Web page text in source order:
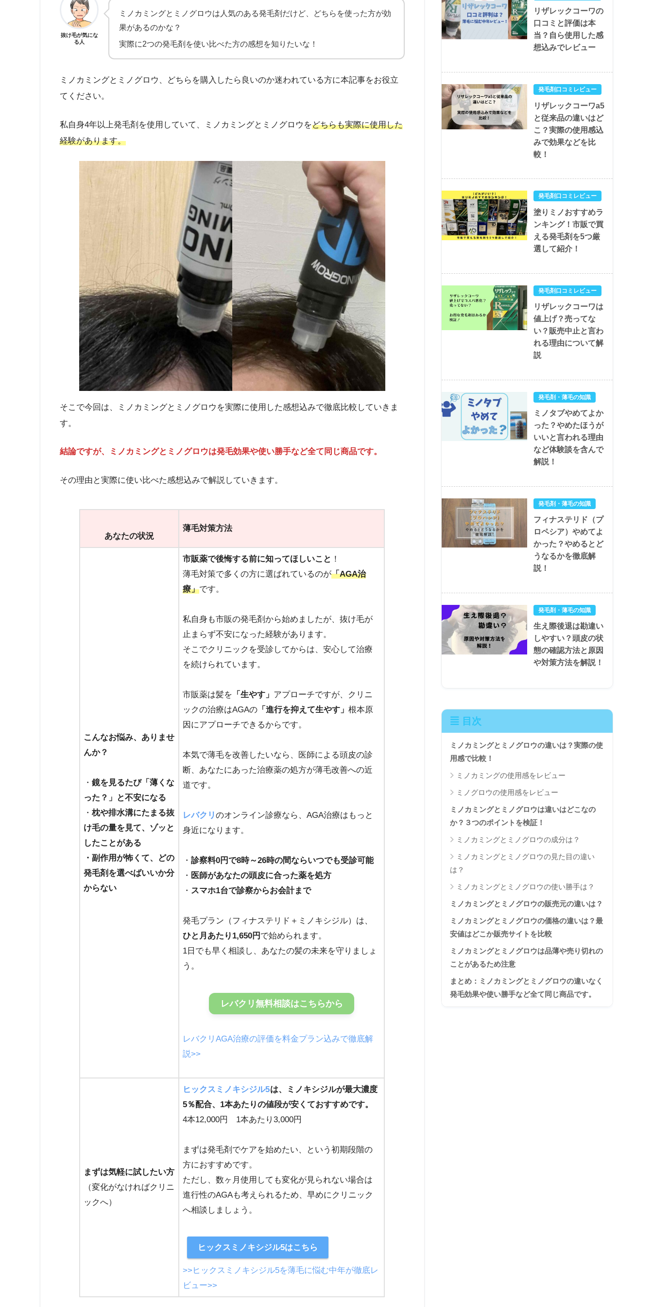
抜け毛が気にな
る人
ミノカミングとミノグロウは人気のある発毛剤だけど、どちらを使った方が効
果があるのかな？
実際に2つの発毛剤を使い比べた方の感想を知りたいな！
ミノカミングとミノグロウ、どちらを購入したら良いのか迷われている方に本記事をお役立
てください。
私自身4年以上発毛剤を使用していて、ミノカミングとミノグロウをどちらも実際に使用した
経験があります。
そこで今回は、ミノカミングとミノグロウを実際に使用した感想込みで徹底比較していきま
す。
結論ですが、 ミノカミングとミノグロウは発毛効果や使い勝手など全て同じ商品です。
その理由と実際に使い比べた感想込みで解説していきます。
あなたの状況
薄毛対策方法
こんなお悩み、ありませ
んか？
・ 鏡を見るたび「薄くな
った？」と不安になる
・ 枕や排水溝にたまる抜
け毛の量を見て、ゾッと
したことがある
・副作用が怖くて、どの
発毛剤を選べばいいか分
からない
市販薬で後悔する前に知ってほしいこと ！
薄毛対策で多くの方に選ばれているのが「AGA治
療」です。
私自身も市販の発毛剤から始めましたが、抜け毛が
止まらず不安になった経験があります。
そこでクリニックを受診してからは、安心して治療
を続けられています。
市販薬は髪を 「生やす」 アプローチですが、クリニ
ックの治療はAGAの 「進行を抑えて生やす」 根本原
因にアプローチできるからです。
本気で薄毛を改善したいなら、医師による頭皮の診
断、あなたにあった治療薬の処方が薄毛改善への近
道です。
レバクリのオンライン診療なら、AGA治療はもっと
身近になります。
・ 診察料0円で8時～26時の間ならいつでも受診可能
・ 医師があなたの頭皮に合った薬を処方
・ スマホ1台で診察からお会計まで
発毛プラン（フィナステリド＋ミノキシジル）は、
ひと月あたり1,650円 で始められます。
1日でも早く相談し、あなたの髪の未来を守りましょ
う。
レバクリ無料相談はこちらから
レバクリAGA治療の評価を料金プラン込みで徹底解
説>>
まずは気軽に試したい方
（変化がなければクリニ
ックへ）
ヒックスミノキシジル5は、ミノキシジルが最大濃度
5％配合、1本あたりの値段が安くておすすめです。
4本12,000円 1本あたり3,000円
まずは発毛剤でケアを始めたい、という初期段階の
方におすすめです。
ただし、数ヶ月使用しても変化が見られない場合は
進行性のAGAも考えられるため、早めにクリニック
へ相談しましょう。
ヒックスミノキシジル5はこちら
>>ヒックスミノキシジル5を薄毛に悩む中年が徹底レ
ビュー>>
リザレックコーワの
口コミと評価は本
当？自ら使用した感
想込みでレビュー
リザレックコーワa5
と従来品の違いはど
こ？実際の使用感込
みで効果などを比
較！
発毛剤口コミレビュー
塗りミノおすすめラ
ンキング！市販で買
える発毛剤を5つ厳
選して紹介！
発毛剤口コミレビュー
リザレックコーワは
値上げ？売ってな
い？販売中止と言わ
れる理由について解
説
発毛剤口コミレビュー
ミノタブやめてよか
った？やめたほうが
いいと言われる理由
など体験談を含んで
解説！
発毛剤・薄毛の知識
フィナステリド（プ
ロペシア）やめてよ
かった？やめるとど
うなるかを徹底解
説！
発毛剤・薄毛の知識
生え際後退は勘違い
しやすい？頭皮の状
態の確認方法と原因
や対策方法を解説！
発毛剤・薄毛の知識
目次
ミノカミングとミノグロウの違いは？実際の使
用感で比較！
ミノカミングの使用感をレビュー
ミノグロウの使用感をレビュー
ミノカミングとミノグロウは違いはどこなの
か？３つのポイントを検証！
ミノカミングとミノグロウの成分は？
ミノカミングとミノグロウの見た目の違い
は？
ミノカミングとミノグロウの使い勝手は？
ミノカミングとミノグロウの販売元の違いは？
ミノカミングとミノグロウの価格の違いは？最
安値はどこか販売サイトを比較
ミノカミングとミノグロウは品薄や売り切れの
ことがあるため注意
まとめ：ミノカミングとミノグロウの違いなく
発毛効果や使い勝手など全て同じ商品です。